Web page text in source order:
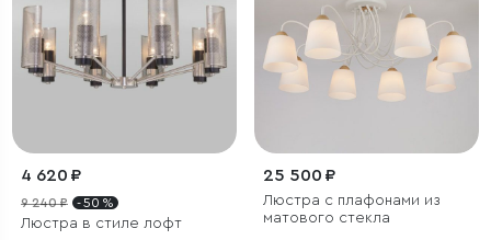
4 620 ₽
9 240 ₽ - 50 %
Люстра в стиле лофт
25 500 ₽
Люстра с плафонами из
матового стекла